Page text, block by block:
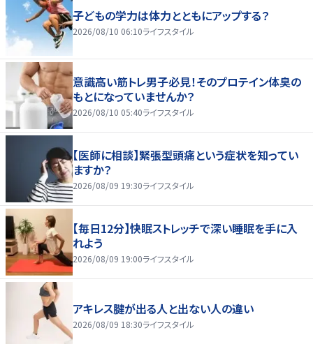
子どもの学力は体力とともにアップする？
2026/08/10 06:10ライフスタイル
意識高い筋トレ男子必見！そのプロテイン体臭の
もとになっていませんか？
2026/08/10 05:40ライフスタイル
【医師に相談】緊張型頭痛という症状を知ってい
ますか？
2026/08/09 19:30ライフスタイル
【毎日12分】快眠ストレッチで深い睡眠を手に入
れよう
2026/08/09 19:00ライフスタイル
アキレス腱が出る人と出ない人の違い
2026/08/09 18:30ライフスタイル